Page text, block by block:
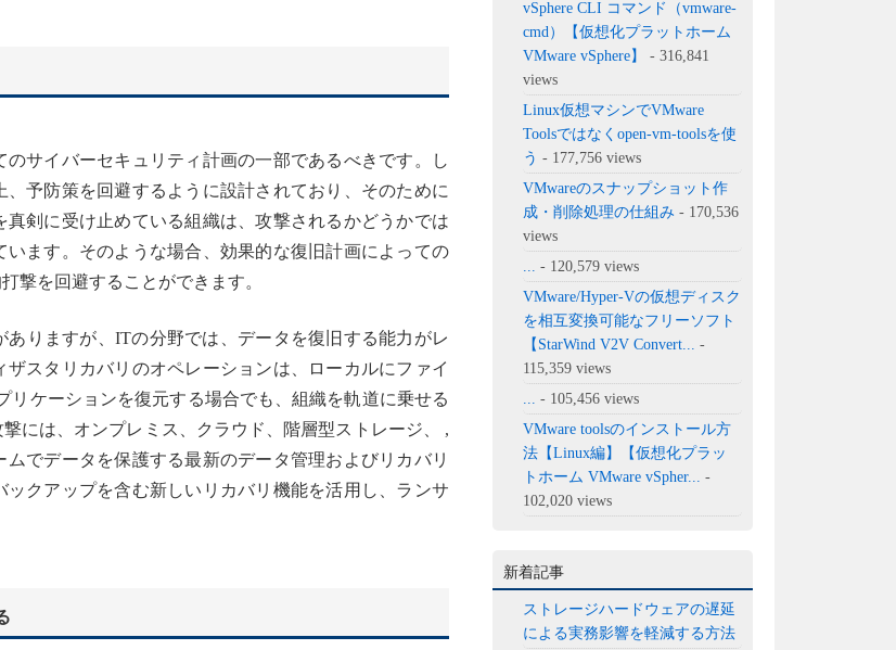
サイバーセキュリティ計画の一部であるべきです。し
予防策を回避するように設計されており、そのために
剣に受け止めている組織は、攻撃されるかどうかでは
ます。そのような場合、効果的な復旧計画によっての
撃を回避することができます。
りますが、ITの分野では、データを復旧する能力がレ
スタリカバリのオペレーションは、ローカルにファイ
ケーションを復元する場合でも、組織を軌道に乗せる
には、オンプレミス、クラウド、階層型ストレージ、 ,
でデータを保護する最新のデータ管理およびリカバリ
クアップを含む新しいリカバリ機能を活用し、ランサ
vSphere CLI コマンド（vmware-
cmd）【仮想化プラットホーム
VMware vSphere】
- 316,841
views
Linux仮想マシンでVMware
Toolsではなくopen-vm-toolsを使
う - 177,756 views
VMwareのスナップショット作
成・削除処理の仕組み - 170,536
views
- 120,579 views
VMware/Hyper-Vの仮想ディスク
を相互変換可能なフリーソフト
【StarWind V2V Convert...
-
115,359 views
- 105,456 views
VMware toolsのインストール方
法【Linux編】【仮想化プラッ
トホーム VMware vSpher...
-
102,020 views
新着記事
ストレージハードウェアの遅延
による実務影響を軽減する方法